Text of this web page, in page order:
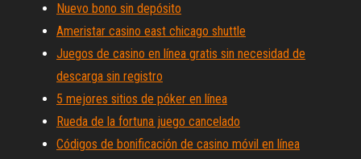
Nuevo bono sin depósito
Ameristar casino east chicago shuttle
Juegos de casino en línea gratis sin necesidad de
descarga sin registro
5 mejores sitios de póker en línea
Rueda de la fortuna juego cancelado
Códigos de bonificación de casino móvil en línea